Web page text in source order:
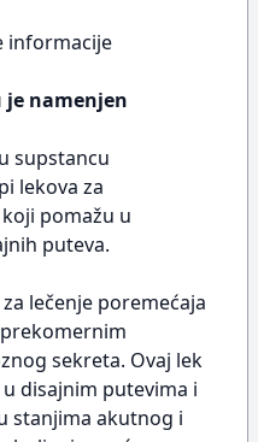
informacije
je namenjen
supstancu
lekova za
pomažu u
puteva.
lečenje poremećaja
sekreta. Ovaj lek
disajnim putevima i
stanjima akutnog i